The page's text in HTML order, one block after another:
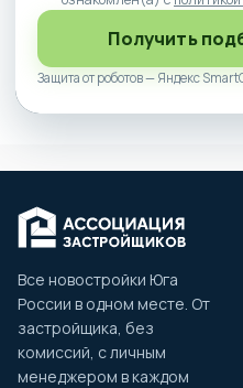
Получить
Защита от роботов — Яндекс
Все новостройки Юга
России в одном месте. От
застройщика, без
комиссий, с личным
менеджером в каждом